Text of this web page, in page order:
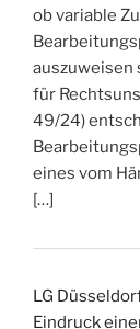
ob variable
auszuweisen
für
49/24)
eines vom
[…]
LG
Eindruck